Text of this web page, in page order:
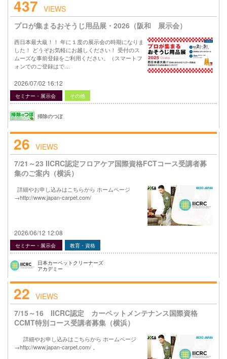
437 VIEWS
プロが集まるおそうじ用品展・2026（阪和 展示会）
西日本最大級！！ 年に１度の展示会の時期になりま
した！ どうぞお気軽にお越しください！ 受付のス
ムーズな事前登録をご利用ください。（スマートフ
ォンでのご登録はで…
2026/07/02 16:12
セミナー・展示会 その他
掃除のつぼ
26 VIEWS
7/21～23 IICRC認定フロアケア国際資格FCTコース受講者募
集のご案内（横浜）
詳細やお申し込みはこちらから ホームページ
→http://www.japan-carpet.com/
2026/06/12 12:08
セミナー・展示会 教育・資格
日本カーペットクリーナーズ
アカデミー
22 VIEWS
7/15～16 IICRC認定 カーペットメンテナンス国際資格
CCMT特別コース受講者募集（横浜）
詳細やお申し込みはこちらから ホームページ
→http://www.japan-carpet.com/ 。